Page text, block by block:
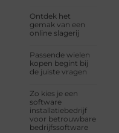
Ontdek het
gemak van een
online slagerij
Passende wielen
kopen begint bij
de juiste vragen
Zo kies je een
software
installatiebedrijf
voor betrouwbare
bedrijfssoftware